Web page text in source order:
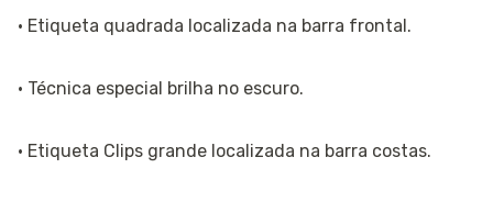
· Etiqueta quadrada localizada na barra frontal.
· Técnica especial brilha no escuro.
· Etiqueta Clips grande localizada na barra costas.